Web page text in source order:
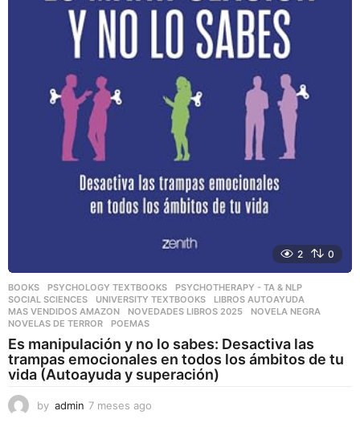
2 0
BOOKS ,PSYCHOLOGY TEXTBOOKS ,PSYCHOTHERAPY - TA & NLP
SOCIAL SCIENCES
,UNIVERSITY TEXTBOOKS LIBROS AUTOAYUDA
MAS VENDIDOS AMAZON
,NOVEDADES LIBROS 2025 ,NOVELA NEGRA
NOVELAS DE TERROR
,POEMAS
Es manipulación y no lo sabes: Desactiva las
trampas emocionales en todos los ámbitos de tu
vida (Autoayuda y superación)
by admin 7 meses ago